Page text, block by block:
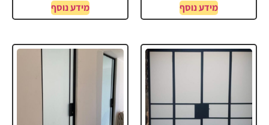
מידע נוסף מידע נוסף